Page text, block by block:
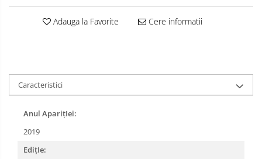
Adauga la Favorite Cere informatii
Caracteristici
Anul AparițIei:
2019
EdițIe: